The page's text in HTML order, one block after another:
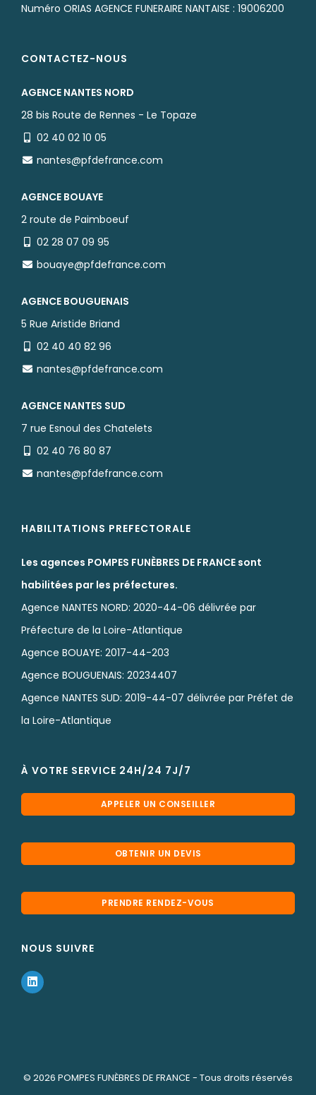
Numéro ORIAS AGENCE FUNERAIRE NANTAISE : 19006200
CONTACTEZ-NOUS
AGENCE NANTES NORD
28 bis Route de Rennes - Le Topaze
02 40 02 10 05
nantes@pfdefrance.com
AGENCE BOUAYE
2 route de Paimboeuf
02 28 07 09 95
bouaye@pfdefrance.com
AGENCE BOUGUENAIS
5 Rue Aristide Briand
02 40 40 82 96
nantes@pfdefrance.com
AGENCE NANTES SUD
7 rue Esnoul des Chatelets
02 40 76 80 87
nantes@pfdefrance.com
HABILITATIONS PREFECTORALE
Les agences POMPES FUNÈBRES DE FRANCE sont
habilitées par les préfectures.
Agence NANTES NORD: 2020-44-06 délivrée par
Préfecture de la Loire-Atlantique
Agence BOUAYE: 2017-44-203
Agence BOUGUENAIS: 20234407
Agence NANTES SUD: 2019-44-07 délivrée par Préfet de
la Loire-Atlantique
À VOTRE SERVICE 24H/24 7J/7
APPELER UN CONSEILLER
OBTENIR UN DEVIS
PRENDRE RENDEZ-VOUS
NOUS SUIVRE
© 2026 POMPES FUNÈBRES DE FRANCE - Tous droits réservés